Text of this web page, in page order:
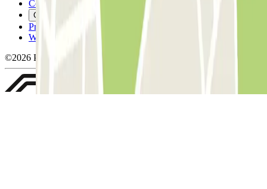
Cookiebeleid
Cookies beheren
Privacybeleid
Whistleblowing
©2026 Parclick. All rights reserved